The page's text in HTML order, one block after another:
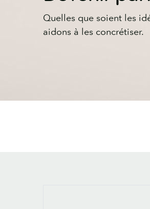
Quelles que soient les
aidons à les concrétiser.